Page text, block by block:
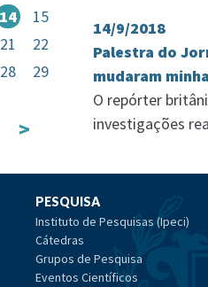
14
15
21
22
28
29
>
14/9/2018
Palestra do
mudaram
O repórter
investigações
PESQUISA
Instituto de Pesquisas (Ipeci)
Cátedras
Grupos de Pesquisa
Eventos Científicos